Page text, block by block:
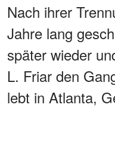
Nach ihrer
Jahre lang
später wieder
L. Friar den
lebt in Atlanta,